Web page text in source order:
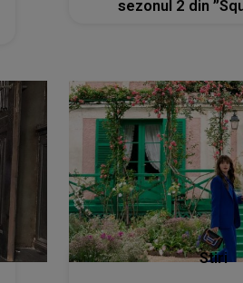
sezonul 2 din
Stiri